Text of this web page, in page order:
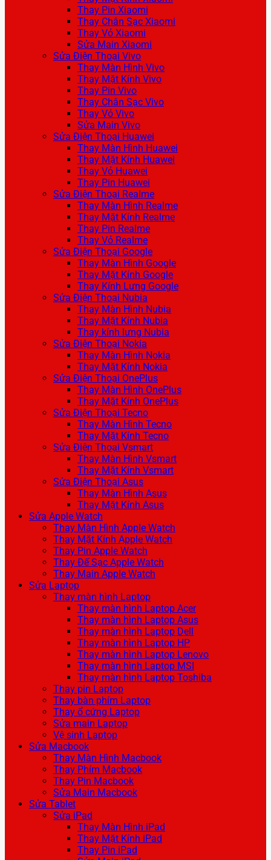
Thay Pin Xiaomi
Thay Chân Sạc Xiaomi
Thay Vỏ Xiaomi
Sửa Main Xiaomi
Sửa Điện Thoại Vivo
Thay Màn Hình Vivo
Thay Mặt Kính Vivo
Thay Pin Vivo
Thay Chân Sạc Vivo
Thay Vỏ Vivo
Sửa Main Vivo
Sửa Điện Thoại Huawei
Thay Màn Hình Huawei
Thay Mặt Kính Huawei
Thay Vỏ Huawei
Thay Pin Huawei
Sửa Điện Thoại Realme
Thay Màn Hình Realme
Thay Mặt Kính Realme
Thay Pin Realme
Thay Vỏ Realme
Sửa Điện Thoại Google
Thay Màn Hình Google
Thay Mặt Kính Google
Thay Kính Lưng Google
Sửa Điện Thoại Nubia
Thay Màn Hình Nubia
Thay Mặt Kính Nubia
Thay kính lưng Nubia
Sửa Điện Thoại Nokia
Thay Màn Hình Nokia
Thay Mặt Kính Nokia
Sửa Điện Thoại OnePlus
Thay Màn Hình OnePlus
Thay Mặt Kính OnePlus
Sửa Điện Thoại Tecno
Thay Màn Hình Tecno
Thay Mặt Kính Tecno
Sửa Điện Thoại Vsmart
Thay Màn Hình Vsmart
Thay Mặt Kính Vsmart
Sửa Điện Thoại Asus
Thay Màn Hình Asus
Thay Mặt Kính Asus
Sửa Apple Watch
Thay Màn Hình Apple Watch
Thay Mặt Kính Apple Watch
Thay Pin Apple Watch
Thay Đế Sạc Apple Watch
Thay Main Apple Watch
Sửa Laptop
Thay màn hình Laptop
Thay màn hình Laptop Acer
Thay màn hình Laptop Asus
Thay màn hình Laptop Dell
Thay màn hình Laptop HP
Thay màn hình Laptop Lenovo
Thay màn hình Laptop MSI
Thay màn hình Laptop Toshiba
Thay pin Laptop
Thay bàn phím Laptop
Thay ổ cứng Laptop
Sửa main Laptop
Vệ sinh Laptop
Sửa Macbook
Thay Màn Hình Macbook
Thay Phím Macbook
Thay Pin Macbook
Sửa Main Macbook
Sửa Tablet
Sửa iPad
Thay Màn Hình iPad
Thay Mặt Kính iPad
Thay Pin iPad